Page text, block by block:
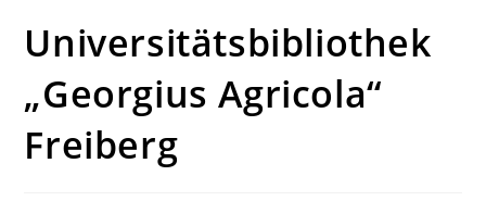
Universitätsbibliothek
„Georgius Agricola“
Freiberg